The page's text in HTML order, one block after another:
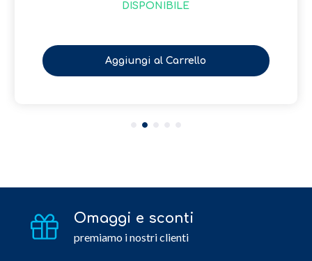
DISPONIBILE
Aggiungi al Carrello
Omaggi e sconti
premiamo i nostri clienti